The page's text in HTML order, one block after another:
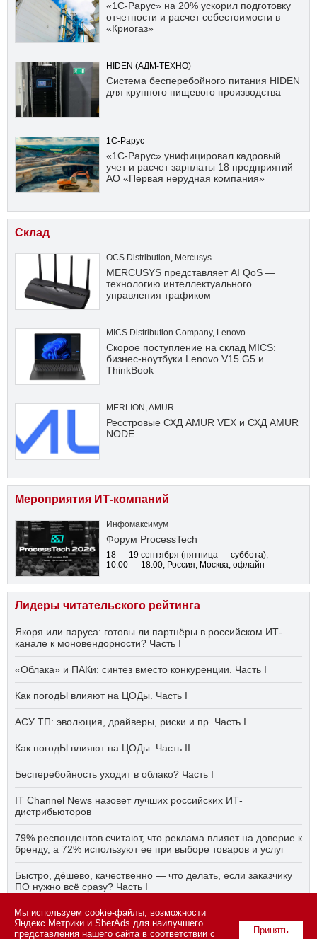
«1С-Рарус» на 20% ускорил подготовку
отчетности и расчет себестоимости в
«Криогаз»
HIDEN (АДМ-ТЕХНО)
Система бесперебойного питания HIDEN
для крупного пищевого производства
1С-Рарус
«1С-Рарус» унифицировал кадровый
учет и расчет зарплаты 18 предприятий
АО «Первая нерудная компания»
Склад
OCS Distribution Mercusys
MERCUSYS представляет AI QoS —
технологию интеллектуального
управления трафиком
MICS Distribution Company, Lenovo
Скорое поступление на склад MICS:
бизнес-ноутбуки Lenovo V15 G5 и
ThinkBook
MERLION AMUR
Ресстровые СХД AMUR VEX и СХД AMUR
NODE
Мероприятия ИТ-компаний
Инфомаксимум
Форум ProcessTech
18 — 19 сентября (пятница — суббота),
10:00 — 18:00, Россия, Москва, офлайн
Лидеры читательского рейтинга
Якоря или паруса: готовы ли партнёры в российском ИТ-
канале к моновендорности? Часть I
«Облака» и ПАКи: синтез вместо конкуренции. Часть I
Как погодЫ влияют на ЦОДы. Часть I
АСУ ТП: эволюция, драйверы, риски и пр. Часть I
Как погодЫ влияют на ЦОДы. Часть II
Бесперебойность уходит в облако? Часть I
IT Channel News назовет лучших российских ИТ-
дистрибьюторов
79% респондентов считают, что реклама влияет на доверие к
бренду, а 72% используют ее при выборе товаров и услуг
Быстро, дёшево, качественно — что делать, если заказчику
ПО нужно всё сразу? Часть I
АСУ ТП на пятый год активного импортозамещения. Часть II
Принять
Мы используем cookie-файлы, возможности
Яндекс.Метрики и SberAds для наилучшего
представления нашего сайта в соответствии с